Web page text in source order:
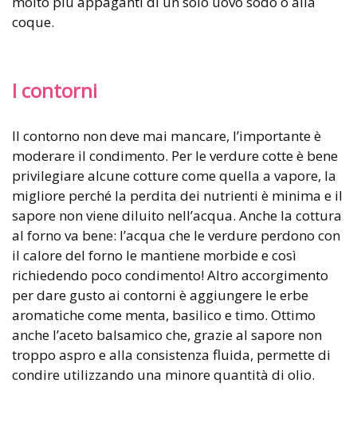
coque.
I contorni
Il contorno non deve mai mancare, l’importante è
moderare il condimento. Per le verdure cotte è bene
privilegiare alcune cotture come quella a vapore, la
migliore perché la perdita dei nutrienti è minima e il
sapore non viene diluito nell’acqua. Anche la cottura
al forno va bene: l’acqua che le verdure perdono con
il calore del forno le mantiene morbide e così
richiedendo poco condimento! Altro accorgimento
per dare gusto ai contorni è aggiungere le erbe
aromatiche come menta, basilico e timo. Ottimo
anche l’aceto balsamico che, grazie al sapore non
troppo aspro e alla consistenza fluida, permette di
condire utilizzando una minore quantità di olio.